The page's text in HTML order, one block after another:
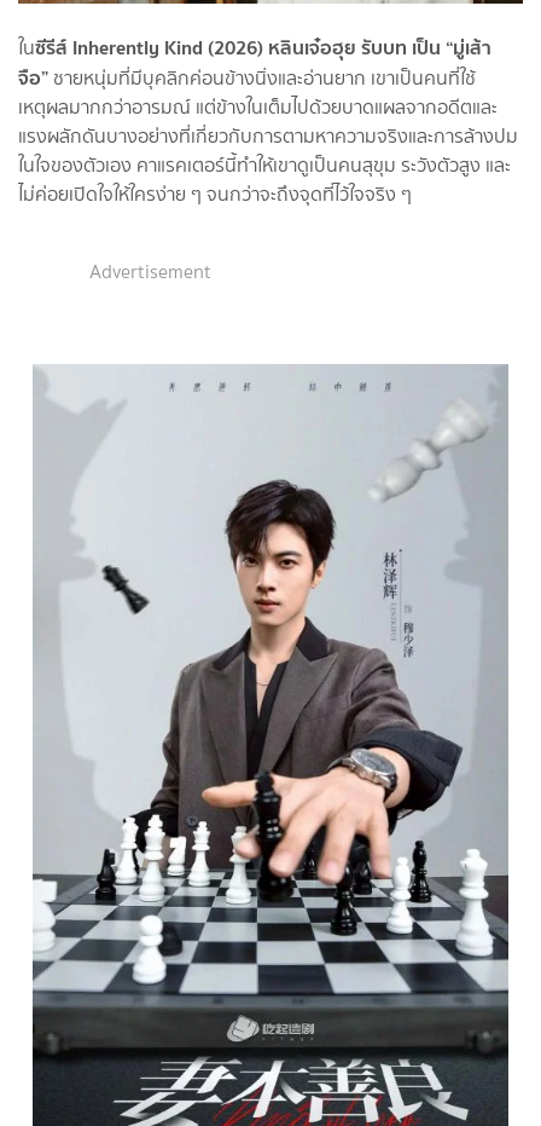
ในซีรีส์ Inherently Kind (2026) หลินเจ๋อฮุย รับบท เป็น “มู่เส้า
จือ” ชายหนุ่มที่มีบุคลิกค่อนข้างนิ่งและอ่านยาก เขาเป็นคนที่ใช้
เหตุผลมากกว่าอารมณ์ แต่ข้างในเต็มไปด้วยบาดแผลจากอดีตและ
แรงผลักดันบางอย่างที่เกี่ยวกับการตามหาความจริงและการล้างปม
ในใจของตัวเอง คาแรคเตอร์นี้ทำให้เขาดูเป็นคนสุขุม ระวังตัวสูง และ
ไม่ค่อยเปิดใจให้ใครง่าย ๆ จนกว่าจะถึงจุดที่ไว้ใจจริง ๆ
Advertisement